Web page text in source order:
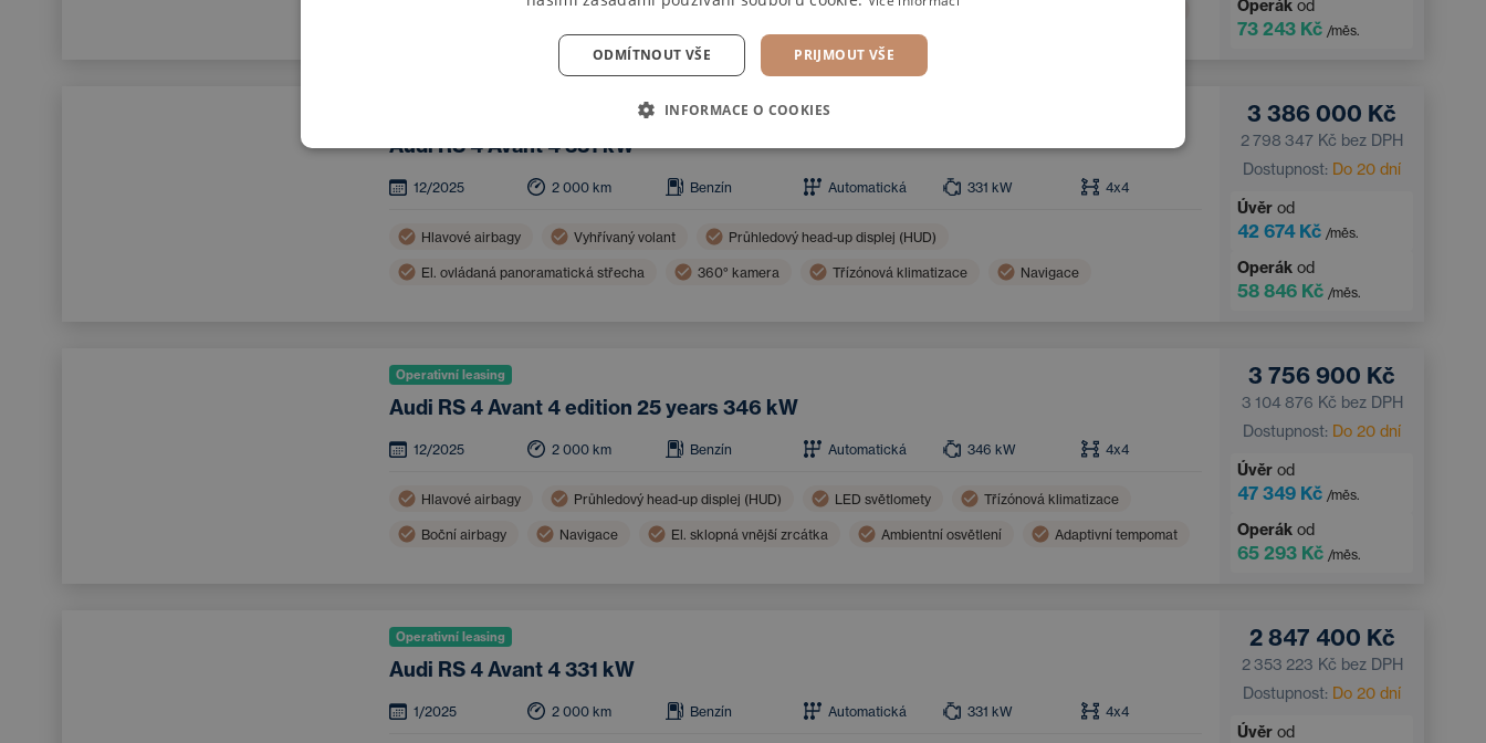
Navigace El. sklopná vnější zrcátka Ambientní osvětlení
Sportovní volant
Operák od
73 243 Kč /měs.
Audi RS 4 Avant 4 331 kW
12/2025 2 000 km Benzín Automatická 331 kW 4x4
Hlavové airbagy Vyhřívaný volant Průhledový head-up displej (HUD)
El. ovládaná panoramatická střecha 360° kamera Třízónová klimatizace Navigace
3 386 000 Kč
2 798 347 Kč bez DPH
Dostupnost: Do 20 dní
Úvěr od
42 674 Kč /měs.
Operák od
58 846 Kč /měs.
Operativní leasing
Audi RS 4 Avant 4 edition 25 years 346 kW
12/2025 2 000 km Benzín Automatická 346 kW 4x4
Hlavové airbagy Průhledový head-up displej (HUD) LED světlomety Třízónová klimatizace
Boční airbagy Navigace El. sklopná vnější zrcátka Ambientní osvětlení Adaptivní tempomat
3 756 900 Kč
3 104 876 Kč bez DPH
Dostupnost: Do 20 dní
Úvěr od
47 349 Kč /měs.
Operák od
65 293 Kč /měs.
Operativní leasing
Audi RS 4 Avant 4 331 kW
1/2025 2 000 km Benzín Automatická 331 kW 4x4
2 847 400 Kč
2 353 223 Kč bez DPH
Dostupnost: Do 20 dní
Úvěr od
PRIJMOUT VŠE
ODMÍTNOUT VŠE
INFORMACE O COOKIES